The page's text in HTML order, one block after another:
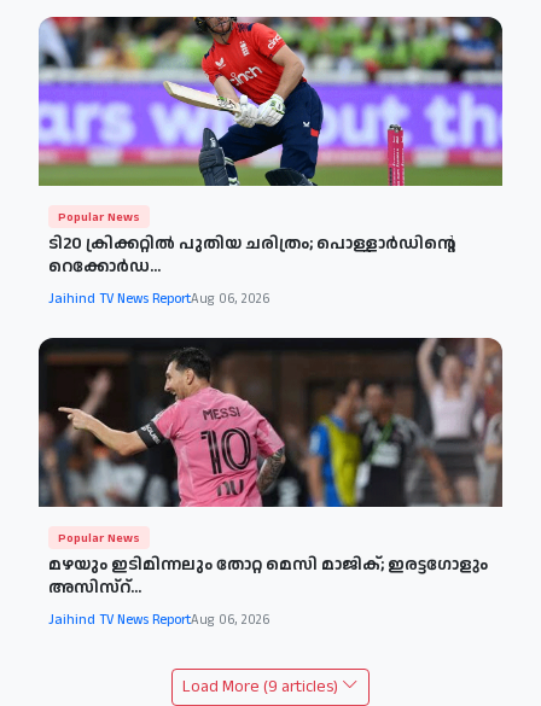
Popular News
ടി20 ക്രിക്കറ്റിൽ പുതിയ ചരിത്രം; പൊള്ളാർഡിന്റെ
റെക്കോർഡ...
Jaihind TV News ReportAug 06, 2026
Popular News
മഴയും ഇടിമിന്നലും തോറ്റ മെസി മാജിക്; ഇരട്ടഗോളും
അസിസ്റ്...
Jaihind TV News ReportAug 06, 2026
Load More (9 articles)